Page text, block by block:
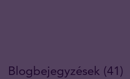
Blogbejegyzések (41)